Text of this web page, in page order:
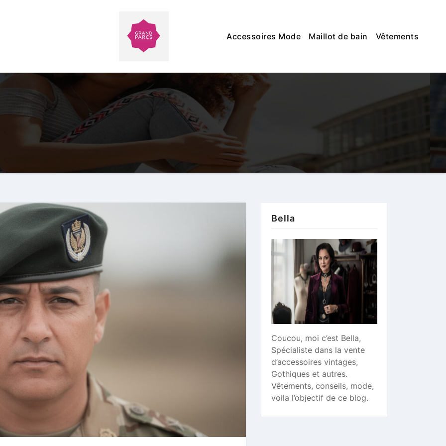
Accessoires Mode Maillot de bain Vêtements
Bella
Coucou, moi c’est Bella,
Spécialiste dans la vente
d’accessoires vintages,
Gothiques et autres.
Vêtements, conseils, mode,
voila l’objectif de ce blog.